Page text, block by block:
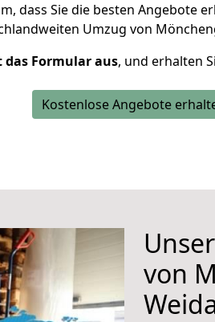
dass Sie die besten Angebote
Umzug von
das Formular aus, und erhalten
Kostenlose Angebote
von